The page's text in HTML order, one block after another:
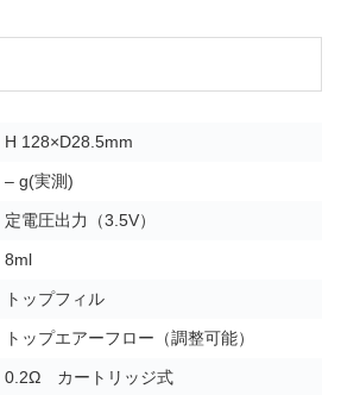
H 128×D28.5mm
– g(実測)
定電圧出力（3.5V）
8ml
トップフィル
トップエアーフロー（調整可能）
0.2Ω カートリッジ式